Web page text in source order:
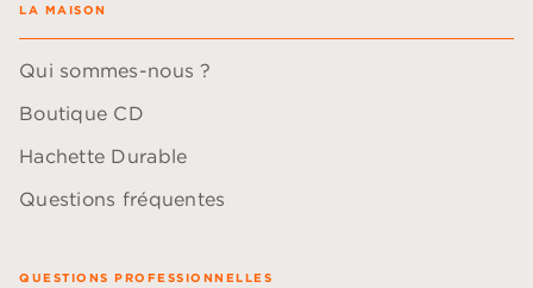
LA MAISON
Qui sommes-nous ?
Boutique CD
Hachette Durable
Questions fréquentes
QUESTIONS PROFESSIONNELLES